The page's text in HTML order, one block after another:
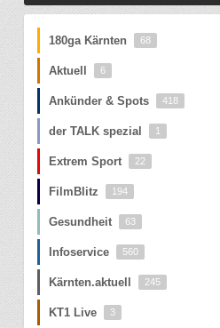
180ga Kärnten 68
Aktuell 6
Ankünder & Spots 418
der TALK spezial 1
Extrem Sport 22
FilmBlitz 194
Gesundheit 63
Infoservice 560
Kärnten.aktuell 245
KT1 Live 3